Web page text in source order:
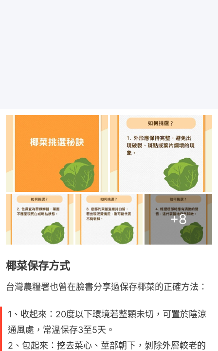
+8
椰菜保存方式
台灣農糧署也曾在臉書分享過保存椰菜的正確方法：
1、收起來：20度以下環境若整顆未切，可置於陰涼
通風處，常溫保存3至5天。
2、包起來：挖去菜心、莖部朝下，剝除外層較老的